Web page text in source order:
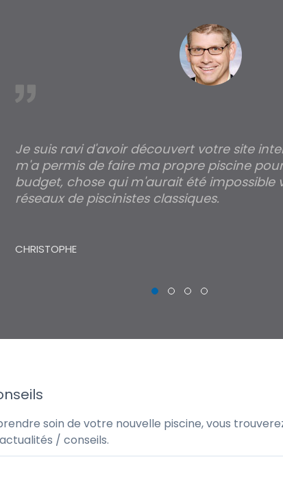
Je suis ravi d'avoir découvert votre site
m'a permis de faire ma propre piscine
budget, chose qui m'aurait été impossible
réseaux de piscinistes classiques.
CHRISTOPHE
soin de votre nouvelle piscine, vous
/ conseils.